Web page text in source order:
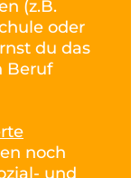
(z.B.
oder
du das
Beruf
noch
und